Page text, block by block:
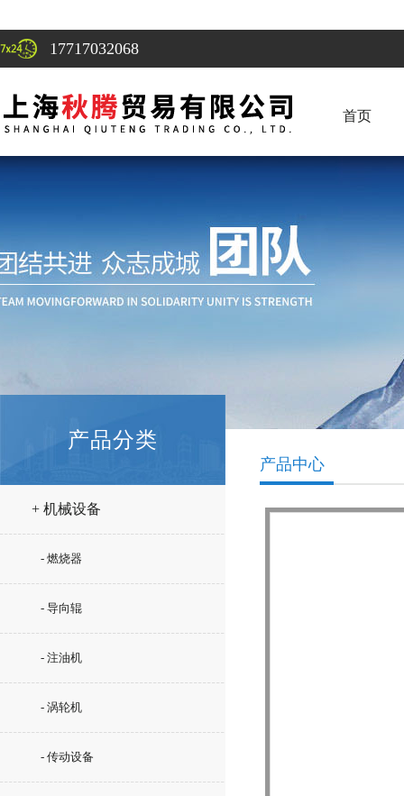
17717032068
首页
产品分类
+ 机械设备
- 燃烧器
- 导向辊
- 注油机
- 涡轮机
- 传动设备
产品中心